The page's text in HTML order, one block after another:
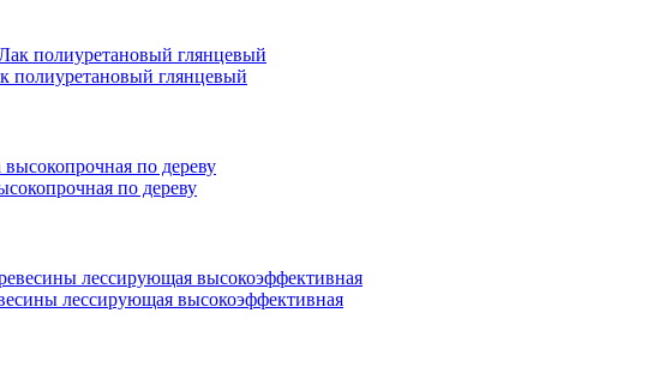
полиуретановый глянцевый
по дереву
лессирующая высокоэффективная